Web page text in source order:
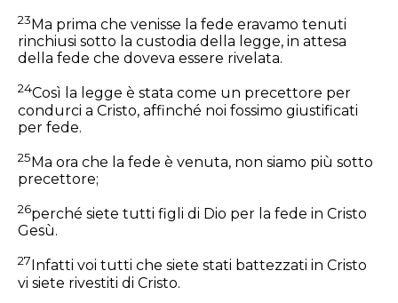
23 Ma prima che venisse la fede eravamo tenuti
rinchiusi sotto la custodia della legge, in attesa
della fede che doveva essere rivelata.
24Così la legge è stata come un precettore per
condurci a Cristo, affinché noi fossimo giustificati
per fede.
25Ma ora che la fede è venuta, non siamo più sotto
precettore;
26perché siete tutti figli di Dio per la fede in Cristo
Gesù.
27 Infatti voi tutti che siete stati battezzati in Cristo
vi siete rivestiti di Cristo.